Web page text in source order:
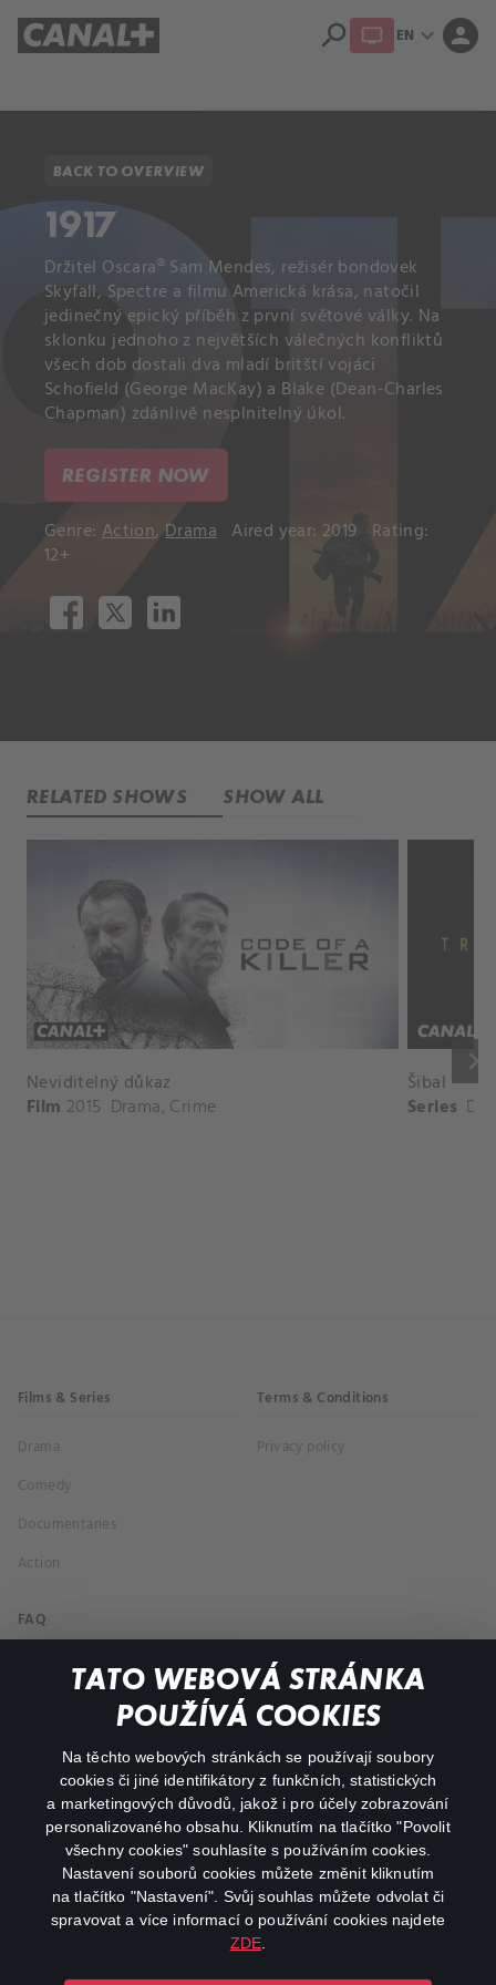
TATO WEBOVÁ STRÁNKA
POUŽÍVÁ COOKIES
Na těchto webových stránkách se používají soubory
cookies či jiné identifikátory z funkčních, statistických
a marketingových důvodů, jakož i pro účely zobrazování
personalizovaného obsahu. Kliknutím na tlačítko "Povolit
všechny cookies" souhlasíte s používáním cookies.
Nastavení souborů cookies můžete změnit kliknutím
na tlačítko "Nastavení". Svůj souhlas můžete odvolat či
spravovat a více informací o používání cookies najdete
ZDE
search EN expand_more person
BACK TO OVERVIEW
1917
Držitel Oscara® Sam Mendes, režisér bondovek
Skyfall, Spectre a filmu Americká krása, natočil
jedinečný epický příběh z první světové války. Na
sklonku jednoho z největších válečných konfliktů
všech dob dostali dva mladí britští vojáci
Schofield (George MacKay) a Blake (Dean-Charles
Chapman) zdánlivě nesplnitelný úkol.
REGISTER NOW
Genre: Action,Drama Aired year: 2019
Rating:
12+
RELATED SHOWS SHOW ALL
keyboard_arrow_right
Neviditelný důkaz
Film 2015 Drama, Crime
Šibal
Series
Films & Series
Drama
Comedy
Documentaries
Action
Terms & Conditions
Privacy policy
FAQ
My profile
facebookinstagram
youtube